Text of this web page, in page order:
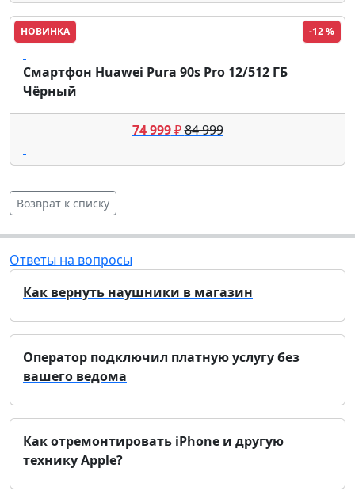
НОВИНКА -12 %
HUAWEI
Смартфон Huawei Pura 90s Pro 12/512 ГБ
Чёрный
74 999₽84 999
Возврат к списку
Ответы на вопросы
Как вернуть наушники в магазин
Оператор подключил платную услугу без
вашего ведома
Как отремонтировать iPhone и другую
технику Apple?